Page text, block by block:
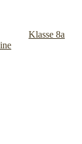
Klasse 8a